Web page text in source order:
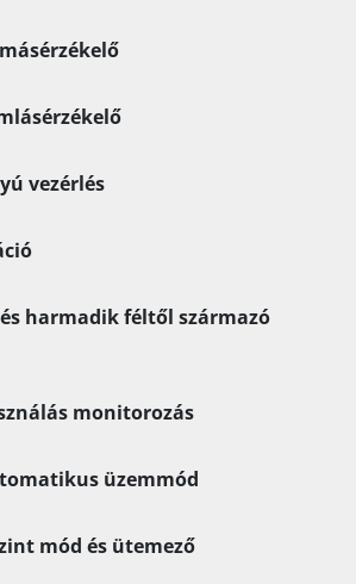
vezérlés
harmadik féltől származó
monitorozás
üzemmód
mód és ütemező